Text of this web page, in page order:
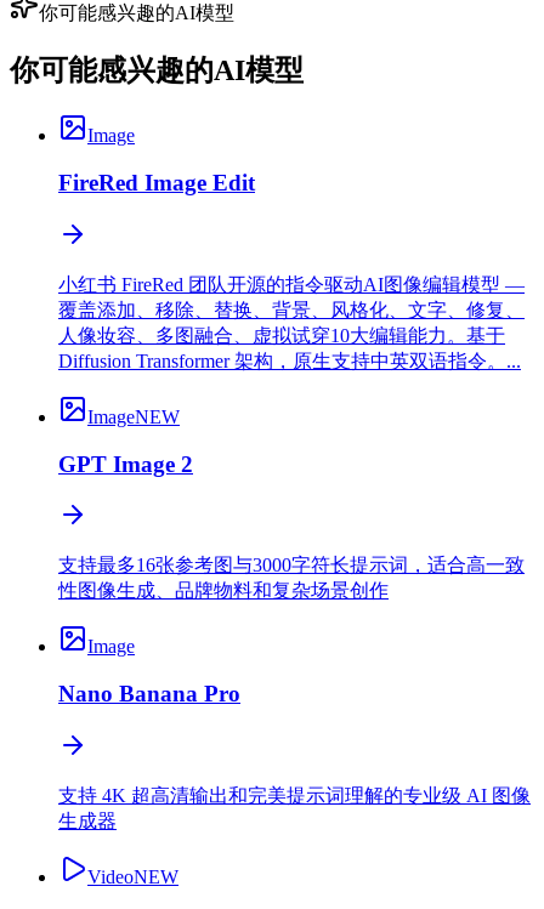
你可能感兴趣的AI模型
你可能感兴趣的AI模型
Image
FireRed Image Edit
小红书 FireRed 团队开源的指令驱动AI图像编辑模型 —
覆盖添加、移除、替换、背景、风格化、文字、修复、
人像妆容、多图融合、虚拟试穿10大编辑能力。基于
Diffusion Transformer 架构，原生支持中英双语指令。...
ImageNEW
GPT Image 2
支持最多16张参考图与3000字符长提示词，适合高一致
性图像生成、品牌物料和复杂场景创作
Image
Nano Banana Pro
支持 4K 超高清输出和完美提示词理解的专业级 AI 图像
生成器
VideoNEW